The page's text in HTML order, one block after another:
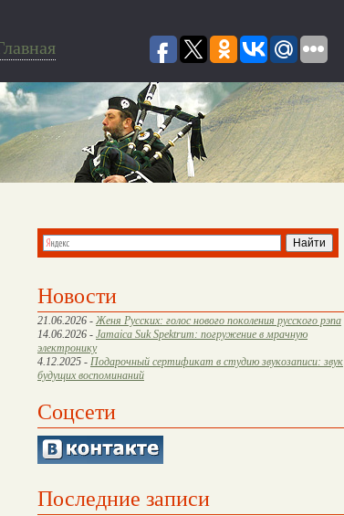
Новости
21.06.2026 - Женя Русских: голос нового поколения русского рэпа
14.06.2026 - Jamaica Suk Spektrum: погружение в мрачную
электронику
4.12.2025 - Подарочный сертификат в студию звукозаписи: звук
будущих воспоминаний
Соцсети
Последние записи